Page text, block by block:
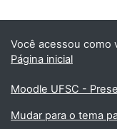
Você acessou como
Página inicial
Moodle UFSC -
Mudar para o tema